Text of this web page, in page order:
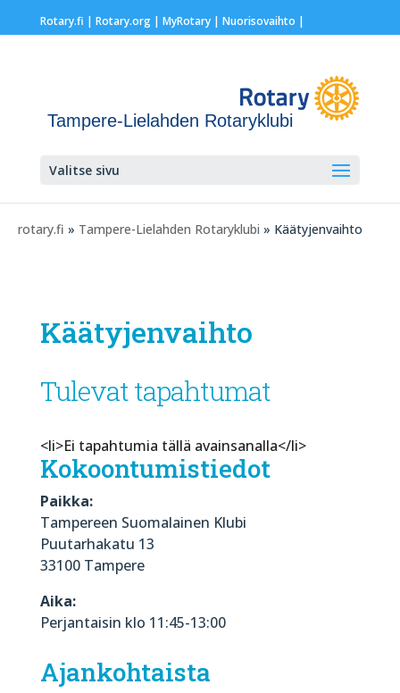
Rotary.fi | Rotary.org| MyRotary | Nuorisovaihto |
Tampere-Lielahden Rotaryklubi
Valitse sivu
rotary.fi » Tampere-Lielahden Rotaryklubi » Käätyjenvaihto
Käätyjenvaihto
Tulevat tapahtumat
<li>Ei tapahtumia tällä avainsanalla</li>
Kokoontumistiedot
Paikka:
Tampereen Suomalainen Klubi
Puutarhakatu 13
33100 Tampere
Aika:
Perjantaisin klo 11:45-13:00
Ajankohtaista